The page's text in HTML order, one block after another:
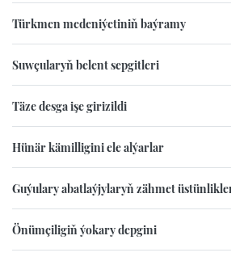
Türkmen medeniýetiniň baýramy
Suwçularyň belent sepgitleri
Täze desga işe girizildi
Hünär kämilligini ele alýarlar
Guýulary abatlaýjylaryň zähmet
Önümçiligiň ýokary depgini